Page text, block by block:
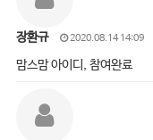
장환규 2020.08.14 14:09
맘스맘 아이디, 참여완료